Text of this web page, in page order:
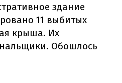
здание
11 выбитых
крыша. Их
Обошлось